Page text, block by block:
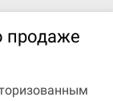
продаже